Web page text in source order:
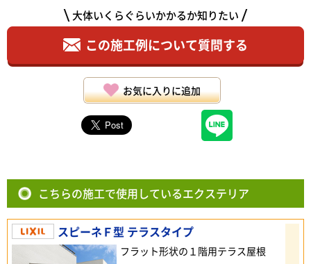
大体いくらぐらいかかるか知りたい
この施工例について質問する
お気に入りに追加
こちらの施工で使用しているエクステリア
スピーネＦ型 テラスタイプ
フラット形状の１階用テラス屋根